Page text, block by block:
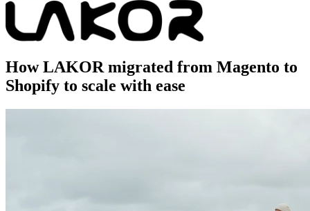
How LAKOR migrated from Magento to
Shopify to scale with ease